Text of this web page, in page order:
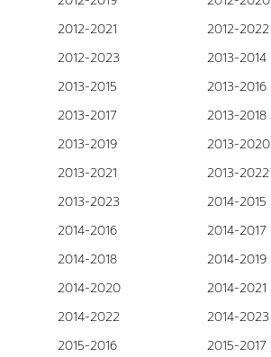
2012-2021
2012-2022
2012-2023
2013-2014
2013-2015
2013-2016
2013-2017
2013-2018
2013-2019
2013-2020
2013-2021
2013-2022
2013-2023
2014-2015
2014-2016
2014-2017
2014-2018
2014-2019
2014-2020
2014-2021
2014-2022
2014-2023
2015-2016
2015-2017